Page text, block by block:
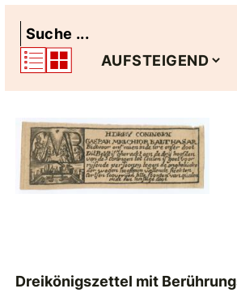
Dreikönigszettel mit